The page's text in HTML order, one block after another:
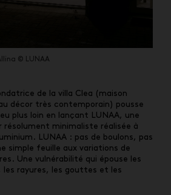
© LUNAA
de la villa Clea (maison
décor très contemporain) pousse
plus loin en lançant LUNAA, une
résolument minimaliste réalisée à
LUNAA : pas de boulons, pas
simple feuille aux variations de
Une vulnérabilité qui épouse les
rayures, les gouttes et les